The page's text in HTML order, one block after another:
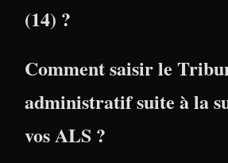
(14) ?
Comment saisir le
administratif suite à la
vos ALS ?